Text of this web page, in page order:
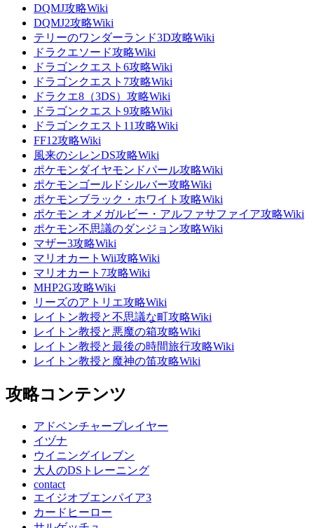
DQMJ攻略Wiki
DQMJ2攻略Wiki
テリーのワンダーランド3D攻略Wiki
ドラクエソード攻略Wiki
ドラゴンクエスト6攻略Wiki
ドラゴンクエスト7攻略Wiki
ドラクエ8（3DS）攻略Wiki
ドラゴンクエスト9攻略Wiki
ドラゴンクエスト11攻略Wiki
FF12攻略Wiki
風来のシレンDS攻略Wiki
ポケモンダイヤモンドパール攻略Wiki
ポケモンゴールドシルバー攻略Wiki
ポケモンブラック・ホワイト攻略Wiki
ポケモン オメガルビー・アルファサファイア攻略Wiki
ポケモン不思議のダンジョン攻略Wiki
マザー3攻略Wiki
マリオカートWii攻略Wiki
マリオカート7攻略Wiki
MHP2G攻略Wiki
リーズのアトリエ攻略Wiki
レイトン教授と不思議な町攻略Wiki
レイトン教授と悪魔の箱攻略Wiki
レイトン教授と最後の時間旅行攻略Wiki
レイトン教授と魔神の笛攻略Wiki
攻略コンテンツ
アドベンチャープレイヤー
イヅナ
ウイニングイレブン
大人のDSトレーニング
contact
エイジオブエンパイア3
カードヒーロー